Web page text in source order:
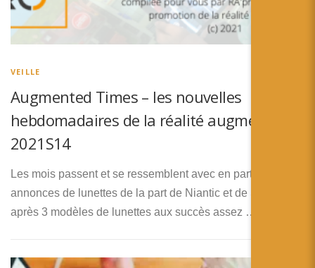
VEILLE
Augmented Times – les nouvelles
hebdomadaires de la réalité augmentée –
2021S14
Les mois passent et se ressemblent avec en particulier des
annonces de lunettes de la part de Niantic et de Snap, qui
après 3 modèles de lunettes aux succès assez …